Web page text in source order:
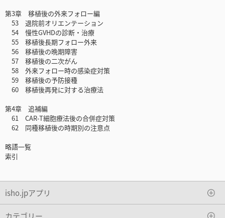
第3章 移植後の外来フォロー編
53 退院前オリエンテーション
54 慢性GVHDの診断・治療
55 移植後長期フォロー外来
56 移植後の晩期障害
57 移植後の二次がん
58 外来フォロー時の感染症対策
59 移植後の予防接種
60 移植後再発に対する治療法
第4章 追補編
61 CAR-T細胞療法後の合併症対策
62 同種移植後の時期別の注意点
略語一覧
索引
isho.jpアプリ
カテゴリー